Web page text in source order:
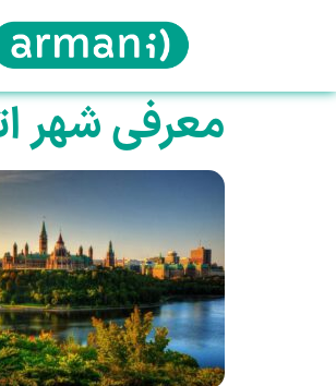
معرفی شهر